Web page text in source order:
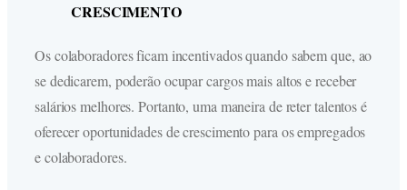
CRESCIMENTO
Os colaboradores ficam incentivados quando sabem que, ao
se dedicarem, poderão ocupar cargos mais altos e receber
salários melhores. Portanto, uma maneira de reter talentos é
oferecer oportunidades de crescimento para os empregados
e colaboradores.